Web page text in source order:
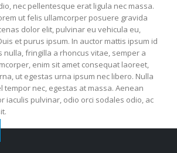
nec pellentesque erat ligula nec massa.
ut felis ullamcorper posuere gravida
dolor elit, pulvinar eu vehicula eu,
et purus ipsum. In auctor mattis ipsum id
nulla, fringilla a rhoncus vitae, semper a
enim sit amet consequat laoreet,
ut egestas urna ipsum nec libero. Nulla
tempor nec, egestas at massa. Aenean
iaculis pulvinar, odio orci sodales odio, ac